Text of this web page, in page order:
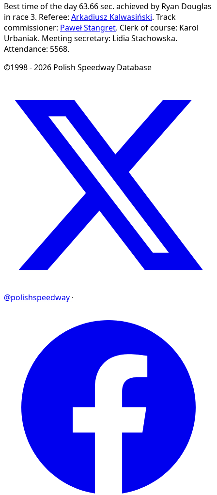
Best time of the day 63.66 sec. achieved by Ryan Douglas
in race 3. Referee: Arkadiusz Kalwasiński. Track
commissioner: Paweł Stangret. Clerk of course: Karol
Urbaniak. Meeting secretary: Lidia Stachowska.
Attendance: 5568.
©1998 - 2026 Polish Speedway Database
@polishspeedway ·